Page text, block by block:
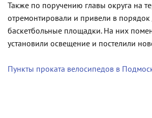
Также по поручению главы округа на
отремонтировали и привели в порядок
баскетбольные площадки. На них
установили освещение и постелили
Пункты проката велосипедов в